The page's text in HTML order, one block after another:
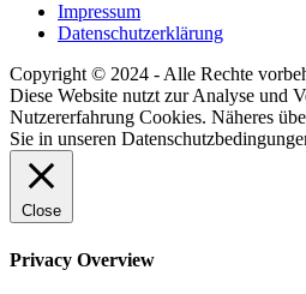
Impressum
Datenschutzerklärung
Copyright © 2024 - Alle Rechte
Diese Website nutzt zur Analyse und
Nutzererfahrung Cookies. Näheres
Sie in unseren
Close
Privacy Overview